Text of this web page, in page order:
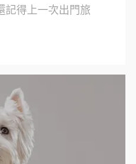
記得上一次出門旅